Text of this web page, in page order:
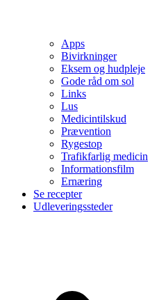
Apps
Bivirkninger
Eksem og hudpleje
Gode råd om sol
Links
Lus
Medicintilskud
Prævention
Rygestop
Trafikfarlig medicin
Informationsfilm
Ernæring
Se recepter
Udleveringssteder